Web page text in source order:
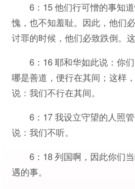
6：15 他们行可憎的事知
愧，也不知羞耻。因此，他们
讨罪的时候，他们必致跌倒。这
6：16 耶和华如此说：你
哪是善道，便行在其间；这样
说：我们不行在其间。
6：17 我设立守望的人照
说：我们不听。
6：18 列国啊，因此你们
遇的事。